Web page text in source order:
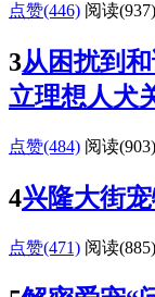
点赞(446) 阅读(937)
3从困扰到
立理想人犬
点赞(484) 阅读(903)
4兴隆大街
点赞(471) 阅读(885)